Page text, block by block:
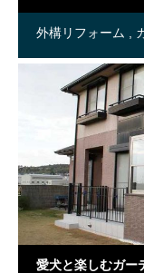
外構リフォーム
ザインコンテスト